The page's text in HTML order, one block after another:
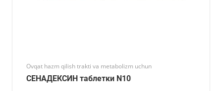
Ovqat hazm qilish trakti va metabolizm uchun
СЕНАДЕКСИН таблетки N10